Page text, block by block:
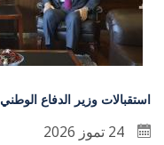
استقبالات وزير الدفاع الوطني